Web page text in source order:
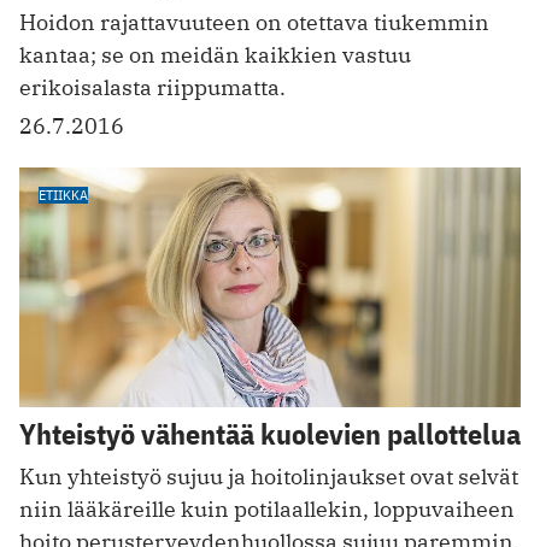
Hoidon rajattavuuteen on otettava tiukemmin
kantaa; se on meidän kaikkien vastuu
erikoisalasta riippumatta.
26.7.2016
ETIIKKA
Yhteistyö vähentää kuolevien pallottelua
Kun yhteistyö sujuu ja hoitolinjaukset ovat selvät
niin lääkäreille kuin ­potilaallekin, loppuvaiheen